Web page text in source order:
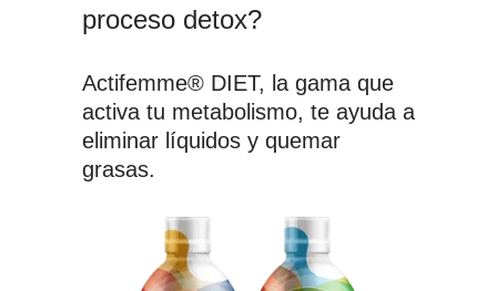
proceso detox?
Actifemme® DIET, la gama que
activa tu metabolismo, te ayuda a
eliminar líquidos y quemar
grasas.